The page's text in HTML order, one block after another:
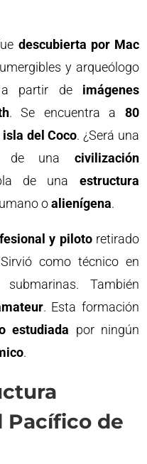
descubierta por Mac
y arqueólogo
a partir de imágenes
. Se encuentra a 80
del Coco. ¿Será una
de una civilización
de una estructura
oalienígena.
y pilotoretirado
como técnico en
submarinas. También
. Esta formación
estudiada por ningún
.
Pacífico de